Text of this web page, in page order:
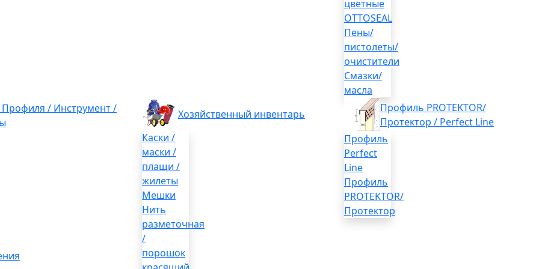
цветные
OTTOSEAL
Пены/
пистолеты/
очистители
Смазки/
масла
Профиля / Инструмент /
Хозяйственный инвентарь
Каски /
маски /
плащи /
жилеты
Мешки
Нить
разметочная
/
порошок
Профиль PROTEKTOR/
Протектор / Perfect Line
Профиль
Perfect
Line
Профиль
PROTEKTOR/
Протектор